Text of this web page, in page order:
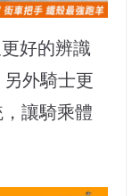
好的辨識
外騎士更
讓騎乘體